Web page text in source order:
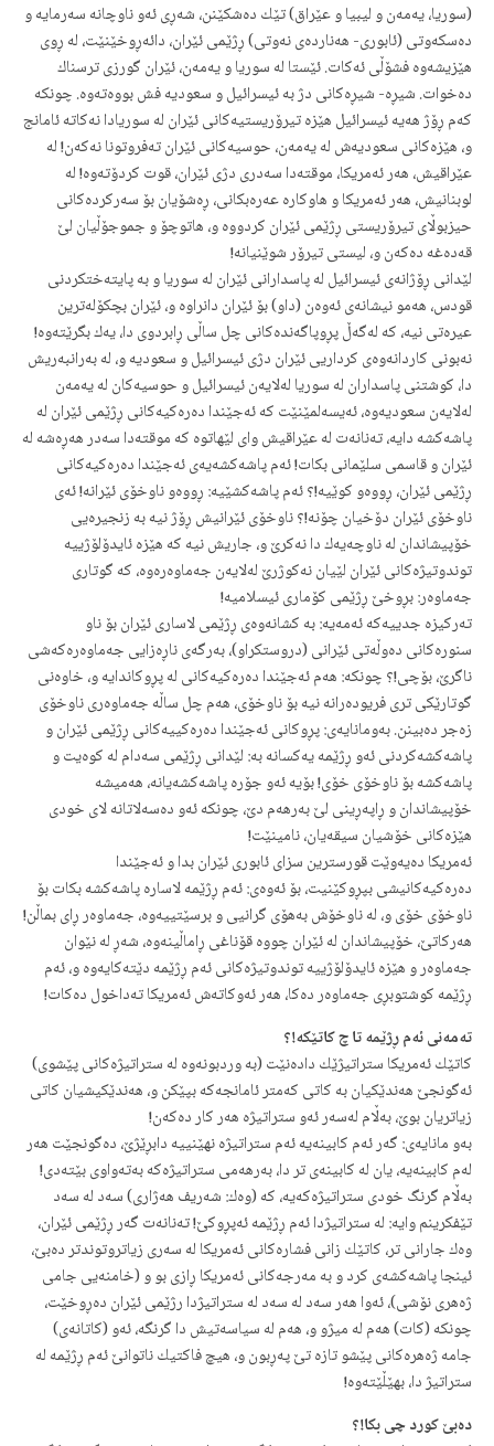
(سوریا، یه‌مه‌ن و لیبیا و عێراق) تێك ده‌شكێنن، شه‌ڕی ئه‌و ناوچانه‌ سه‌رمایه‌ و
ده‌سكه‌وتی (ئابوری- هه‌نارده‌ی نه‌وتی) ڕژێمی ئێران، دائه‌ڕوخێنێت، له‌ ڕوی
هێزیشه‌وه‌ فشۆڵی ئه‌كات. ئێستا له‌ سوریا و یه‌مه‌ن، ئێران گورزی ترسناك
ده‌خوات. شیڕه‌- شیڕه‌كانی دژ به‌ ئیسرائیل و سعودیه‌ فش بووه‌ته‌وه‌. چونكه‌
كه‌م ڕۆژ هه‌یه‌ ئیسرائیل هێزه‌ تیرۆریستیه‌كانی ئێران له‌ سوریادا نه‌كاته‌ ئامانج
و، هێزه‌كانی سعودیه‌ش له‌ یه‌مه‌ن، حوسیه‌كانی ئێران ته‌فروتونا نه‌كه‌ن! له‌
عێراقیش، هه‌ر ئه‌مریكا، موقته‌دا سه‌دری دژی ئێران، قوت كردۆته‌وه‌! له‌
لوبنانیش، هه‌ر ئه‌مریكا و هاوكاره‌ عه‌ره‌بكانی، ڕه‌شۆیان بۆ سه‌ركرده‌كانی
حیزبوڵای تیرۆریستی ڕژێمی ئێران كردووه‌ و، هاتوچۆ و جموجۆڵیان لێ
قه‌ده‌غه‌ ده‌كه‌ن و، لیستی تیرۆر شوێنیانه‌!
لێدانی ڕۆژانه‌ی ئیسرائیل له‌ پاسدارانی ئێران له‌ سوریا و به‌ پایته‌ختكردنی
قودس، هه‌مو نیشانه‌ی ئه‌وه‌ن (داو) بۆ ئێران دانراوه‌ و، ئێران بچكۆله‌ترین
عیره‌تی نیه‌، كه‌ له‌گه‌ڵ پڕوپاگه‌نده‌كانی چل ساڵی ڕابردوی دا، یه‌ك بگرێته‌وه‌!
نه‌بونی كاردانه‌وه‌ی كرداریی ئێران دژی ئیسرائیل و سعودیه‌ و، له‌ به‌رانبه‌ریش
دا، كوشتنی پاسداران له‌ سوریا له‌لایه‌ن ئیسرائیل و حوسیه‌كان له‌ یه‌مه‌ن
له‌لایه‌ن سعودیه‌وه‌، ئه‌یسه‌لمێنێت كه‌ ئه‌جێندا ده‌ره‌كیه‌كانی ڕژێمی ئێران له‌
پاشه‌كشه‌ دایه‌، ته‌نانه‌ت له‌ عێراقیش وای لێهاتوه‌ كه‌ موقته‌دا سه‌در هه‌ڕه‌شه‌ له‌
ئێران و قاسمی سلێمانی بكات! ئه‌م پاشه‌كشه‌یه‌ی ئه‌جێندا ده‌ره‌كیه‌كانی
ڕژێمی ئێران، ڕووه‌و كوێیه‌!؟ ئه‌م پاشه‌كشێیه‌: ڕووه‌و ناوخۆی ئێرانه‌! ئه‌ی
ناوخۆی ئێران دۆخیان چۆنه‌!؟ ناوخۆی ئێرانیش ڕۆژ نیه‌ به‌ زنجیره‌یی
خۆپیشاندان له‌ ناوچه‌یه‌ك دا نه‌كرێ و، جاریش نیه‌ كه‌ هێزه‌ ئایدۆلۆژییه‌
توندوتیژه‌كانی ئێران لێیان نه‌كوژرێ له‌لایه‌ن جه‌ماوه‌ره‌وه‌، كه‌ گوتاری
جه‌ماوه‌ر: بڕوخێ ڕژێمی كۆماری ئیسلامیه‌!
ته‌ركیزه‌ جدییه‌كه‌ ئه‌مه‌یه‌: به‌ كشانه‌وه‌ی ڕژێمی لاساری ئێران بۆ ناو
سنوره‌كانی ده‌وڵه‌تی ئێرانی (دروستكراو)، به‌رگه‌ی ناڕه‌زایی جه‌ماوه‌ره‌كه‌شی
ناگرێ، بۆچی!؟ چونكه‌: هه‌م ئه‌جێندا ده‌ره‌كیه‌كانی له‌ پڕوكاندایه‌ و، خاوه‌نی
گوتارێكی تری فریوده‌رانه‌ نیه‌ بۆ ناوخۆی، هه‌م چل ساڵه‌ جه‌ماوه‌ری ناوخۆی
زه‌جر ده‌بینن. به‌ومانایه‌ی: پڕوكانی ئه‌جێندا ده‌ره‌كییه‌كانی ڕژێمی ئێران و
پاشه‌كشه‌كردنی ئه‌و ڕژێمه‌ یه‌كسانه‌ به‌: لێدانی ڕژێمی سه‌دام له‌ كوه‌یت و
پاشه‌كشه‌ بۆ ناوخۆی خۆی! بۆیه‌ ئه‌و جۆره‌ پاشه‌كشه‌یانه‌، هه‌میشه‌
خۆپیشاندان و ڕاپه‌ڕینی لێ به‌رهه‌م دێ، چونكه‌ ئه‌و ده‌سه‌لاتانه‌ لای خودی
هێزه‌كانی خۆشیان سیقه‌یان، نامینێت!
ئه‌مریكا ده‌یه‌وێت قورسترین سزای ئابوری ئێران بدا و ئه‌جێندا
ده‌ره‌كیه‌كانیشی بپڕوكێنیت، بۆ ئه‌وه‌ی: ئه‌م ڕژێمه‌ لاساره‌ پاشه‌كشه‌ بكات بۆ
ناوخۆی خۆی و، له‌ ناوخۆش به‌هۆی گرانیی و برسێتییه‌وه‌، جه‌ماوه‌ر ڕای بماڵن!
هه‌ركاتێ، خۆپیشاندان له‌ ئێران چووه‌ قۆناغی ڕاماڵینه‌وه‌، شه‌ڕ له‌ نێوان
جه‌ماوه‌ر و هێزه‌ ئایدۆلۆژییه‌ توندوتیژه‌كانی ئه‌م ڕژێمه‌ دێته‌كایه‌وه‌‌ و، ئه‌م
ڕژێمه‌ كوشتوبڕی جه‌ماوه‌ر ده‌كا، هه‌ر ئه‌وكاته‌ش‌ ئه‌مریكا ته‌داخول ده‌كات!
ته‌مه‌نی ئه‌م ڕژێمه‌ تا چ كاتێكه‌!؟
كاتێك ئه‌مریكا ستراتیژێك دا‌ده‌نێت (به‌ وردبونه‌وه‌ له‌ ستراتیژه‌كانی پێشوی)
ئه‌گونجێ هه‌ندێكیان به‌ كاتی كه‌متر ئامانجه‌كه‌ بپێكن و، هه‌ندێكیشیان كاتی
زیاتریان بوێ، به‌ڵام له‌سه‌ر ئه‌و ستراتیژه‌ هه‌ر كار ده‌كه‌ن!
به‌و مانایه‌ی: گه‌ر ئه‌م كابینه‌یه‌ ئه‌م ستراتیژه‌ نهێنییه‌ دابڕێژێ، ده‌گونجێت هه‌ر
له‌م كابینه‌یه‌، یان له‌ كابینه‌ی تر دا، به‌رهه‌می ستراتیژه‌كه‌ به‌ته‌واوی بێته‌دی!
به‌ڵام گرنگ خودی ستراتیژه‌كه‌یه‌، كه‌ (وه‌ك: شه‌ریف هه‌ژاری) سه‌د له‌ سه‌د
تێفكرینم وایه‌: له‌ ستراتیژدا ئه‌م ڕژێمه‌ ئه‌پڕوكێ! ته‌نانه‌ت گه‌ر ڕژێمی ئێران،
وه‌ك جارانی تر، كاتێك زانی فشاره‌كانی ئه‌مریكا له‌ سه‌ری زیاتروتوندتر ده‌بێ،
ئینجا پاشه‌كشه‌ی كرد و به‌ مه‌رجه‌كانی ئه‌مریكا ڕازی بو و (خامنه‌یی جامی
ژه‌هری نۆشی)، ئه‌وا هه‌ر سه‌د له‌ سه‌د له‌ ستراتیژدا رژێمی ئێران ده‌ڕوخێت،
چونكه‌ (كات) هه‌م له‌ میژو و، هه‌م له‌ سیاسه‌تیش دا گرنگه‌، ئه‌و (كاتانه‌ی)
جامه‌ ژه‌هره‌كانی پێشو تازه‌ تێ په‌ڕبون و، هیچ فاكتیك ناتوانێ ئه‌م ڕژێمه‌ له‌
ستراتیژ دا، بهێڵێته‌وه‌!
ده‌بێ كورد چی بكا!؟